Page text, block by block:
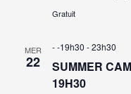
Gratuit
MER
22
SUMMER
19H30
- -19h30 -23h30